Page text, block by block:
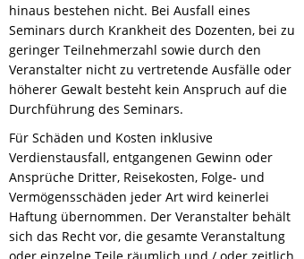
hinaus bestehen nicht. Bei Ausfall eines
Seminars durch Krankheit des Dozenten, bei zu
geringer Teilnehmerzahl sowie durch den
Veranstalter nicht zu vertretende Ausfälle oder
höherer Gewalt besteht kein Anspruch auf die
Durchführung des Seminars.
Für Schäden und Kosten inklusive
Verdienstausfall, entgangenen Gewinn oder
Ansprüche Dritter, Reisekosten, Folge- und
Vermögensschäden jeder Art wird keinerlei
Haftung übernommen. Der Veranstalter behält
sich das Recht vor, die gesamte Veranstaltung